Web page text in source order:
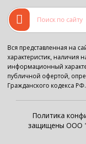
Вся представленная на
характеристик, наличия
информационный
публичной офертой,
Гражданского кодекса РФ.
Политика
защищены ООО